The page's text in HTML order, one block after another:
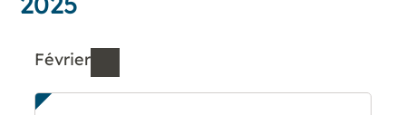
Février
Ressources de Février 2025